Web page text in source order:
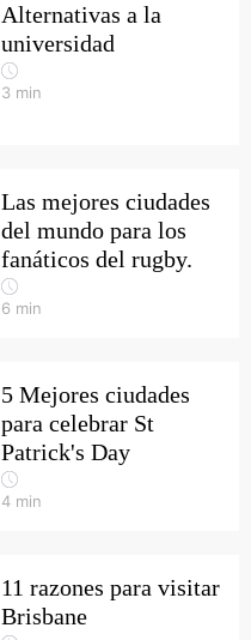
Alternativas a la
universidad
3 min
Las mejores ciudades
del mundo para los
fanáticos del rugby.
6 min
5 Mejores ciudades
para celebrar St
Patrick's Day
4 min
11 razones para visitar
Brisbane